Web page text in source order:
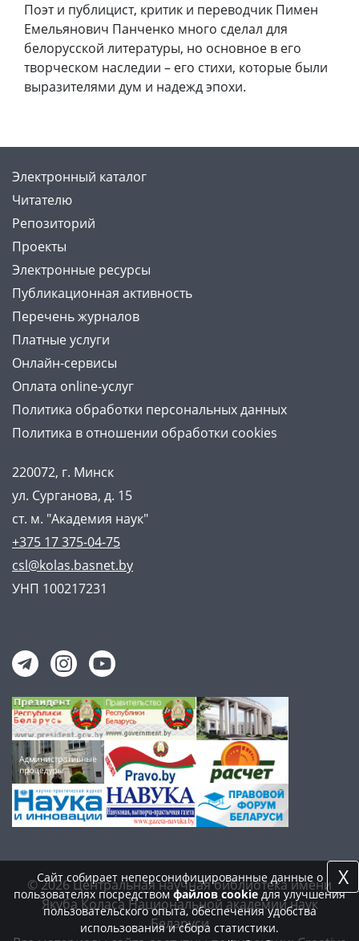
Поэт и публицист, критик и переводчик Пимен
Емельянович Панченко много сделал для
белорусской литературы, но основное в его
творческом наследии – его стихи, которые были
выразителями дум и надежд эпохи.
Электронный каталог
Читателю
Репозиторий
Проекты
Электронные ресурсы
Публикационная активность
Перечень журналов
Платные услуги
Онлайн-сервисы
Оплата online-услуг
Политика обработки персональных данных
Политика в отношении обработки cookies
220072, г. Минск
ул. Сурганова, д. 15
ст. м. "Академия наук"
+375 17 375-04-75
csl@kolas.basnet.by
УНП 100217231
© 2026 Центральная научная библиотека имени
Якуба Коласа Национальной академии наук
Беларуси
Сайт собирает неперсонифицированные данные о
пользователях посредствомфайлов cookieдля улучшения
пользовательского опыта, обеспечения удобства
использования и сбора статистики.
X